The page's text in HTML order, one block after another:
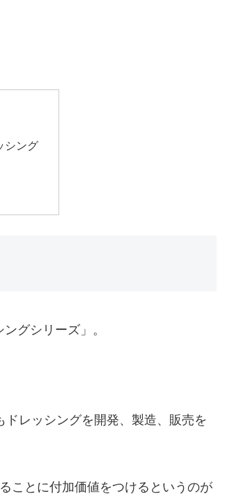
シング
グシリーズ」。
レッシングを開発、製造、販売を
ことに付加価値をつけるというのが